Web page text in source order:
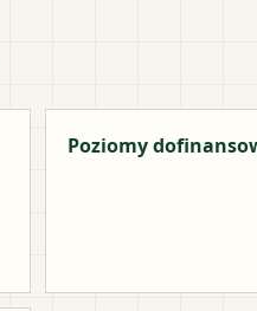
Poziomy